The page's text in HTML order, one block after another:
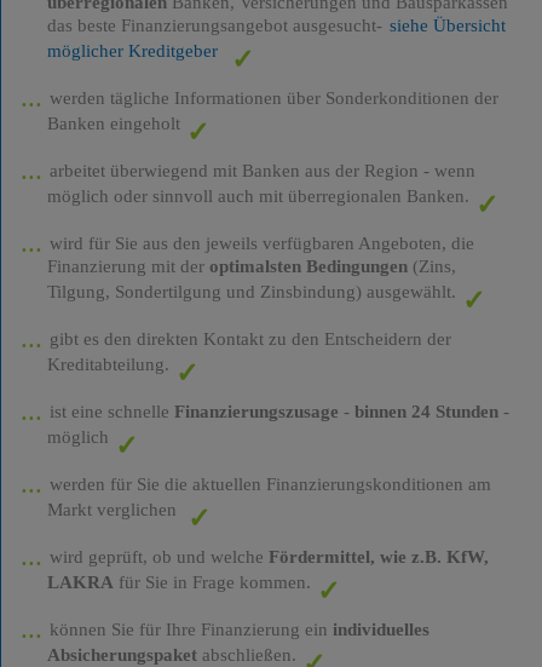
das beste Finanzierungsangebot ausgesucht- siehe Übersicht
möglicher Kreditgeber
werden tägliche Informationen über Sonderkonditionen der
Banken eingeholt
arbeitet überwiegend mit Banken aus der Region - wenn
möglich oder sinnvoll auch mit überregionalen Banken.
wird für Sie aus den jeweils verfügbaren Angeboten, die
Finanzierung mit der optimalsten Bedingungen(Zins,
Tilgung, Sondertilgung und Zinsbindung) ausgewählt.
gibt es den direkten Kontakt zu den Entscheidern der
Kreditabteilung.
ist eine schnelle Finanzierungszusage - binnen 24 Stunden-
möglich
werden für Sie die aktuellen Finanzierungskonditionen am
Markt verglichen
wird geprüft, ob und welche Fördermittel, wie z.B. KfW,
LAKRA für Sie in Frage kommen.
können Sie für Ihre Finanzierung ein individuelles
Absicherungspaketabschließen.